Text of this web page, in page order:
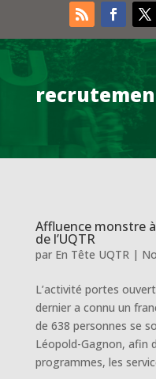
Affluence monstre
de l’UQTR
par En Tête UQTR|
L’activité portes
dernier a connu un
de 638 personnes se
Léopold-Gagnon, afin
programmes, les